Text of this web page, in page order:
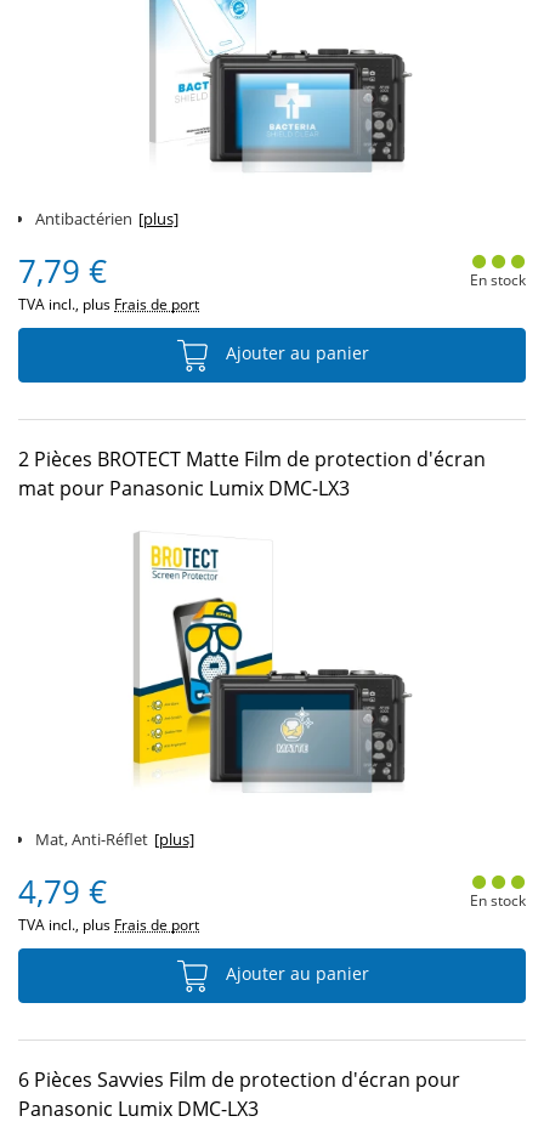
Antibactérien [plus]
7,79 €
TVA incl., plus Frais de port
En stock
Ajouter au panier
2 Pièces BROTECT Matte Film de protection d'écran
mat pour Panasonic Lumix DMC-LX3
Mat, Anti-Réflet [plus]
4,79 €
TVA incl., plus Frais de port
En stock
Ajouter au panier
6 Pièces Savvies Film de protection d'écran pour
Panasonic Lumix DMC-LX3